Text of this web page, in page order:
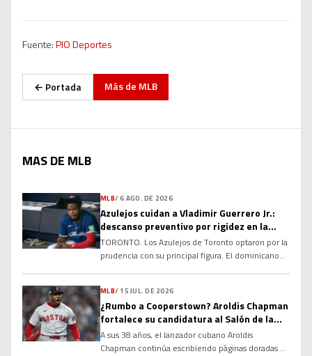
Fuente:PIO Deportes
← Portada Más de MLB
MAS DE MLB
MLB/6 AGO. DE 2026
Azulejos cuidan a Vladimir Guerrero Jr.:
descanso preventivo por rigidez en la
corva
TORONTO. Los Azulejos de Toronto optaron por la
prudencia con su principal figura. El dominicano
una rigidez en el tendón de la corva, una decisión
tomada con el objetivo de evitar que la molestia
se agrave y garantizar su […]
MLB/ 15 JUL. DE 2026
¿Rumbo a Cooperstown? Aroldis Chapman
fortalece su candidatura al Salón de la
Fama
A sus 38 años, el lanzador cubano Aroldis
Chapman continúa escribiendo páginas doradas en